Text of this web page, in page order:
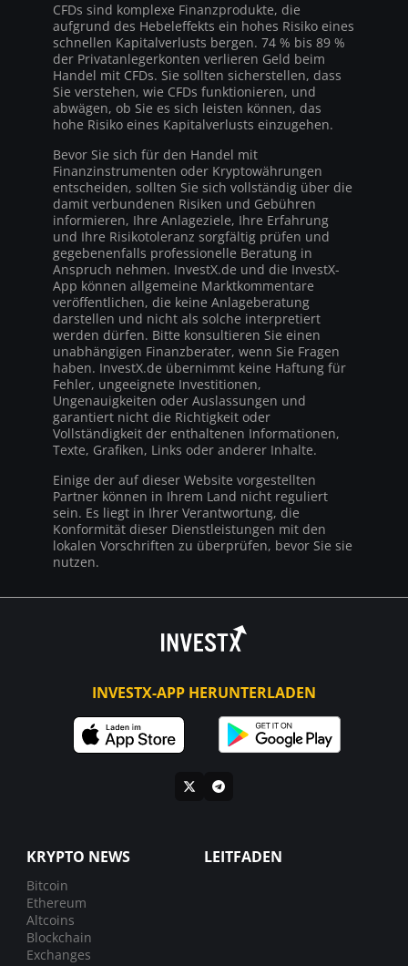
CFDs sind komplexe Finanzprodukte, die
aufgrund des Hebeleffekts ein hohes Risiko eines
schnellen Kapitalverlusts bergen. 74 % bis 89 %
der Privatanlegerkonten verlieren Geld beim
Handel mit CFDs. Sie sollten sicherstellen, dass
Sie verstehen, wie CFDs funktionieren, und
abwägen, ob Sie es sich leisten können, das
hohe Risiko eines Kapitalverlusts einzugehen.
Bevor Sie sich für den Handel mit
Finanzinstrumenten oder Kryptowährungen
entscheiden, sollten Sie sich vollständig über die
damit verbundenen Risiken und Gebühren
informieren, Ihre Anlageziele, Ihre Erfahrung
und Ihre Risikotoleranz sorgfältig prüfen und
gegebenenfalls professionelle Beratung in
Anspruch nehmen. InvestX.de und die InvestX-
App können allgemeine Marktkommentare
veröffentlichen, die keine Anlageberatung
darstellen und nicht als solche interpretiert
werden dürfen. Bitte konsultieren Sie einen
unabhängigen Finanzberater, wenn Sie Fragen
haben. InvestX.de übernimmt keine Haftung für
Fehler, ungeeignete Investitionen,
Ungenauigkeiten oder Auslassungen und
garantiert nicht die Richtigkeit oder
Vollständigkeit der enthaltenen Informationen,
Texte, Grafiken, Links oder anderer Inhalte.
Einige der auf dieser Website vorgestellten
Partner können in Ihrem Land nicht reguliert
sein. Es liegt in Ihrer Verantwortung, die
Konformität dieser Dienstleistungen mit den
lokalen Vorschriften zu überprüfen, bevor Sie sie
nutzen.
INVESTX-APP HERUNTERLADEN
KRYPTO NEWS
Bitcoin
Ethereum
Altcoins
Blockchain
Exchanges
LEITFADEN